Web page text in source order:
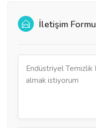
İletişim Formu